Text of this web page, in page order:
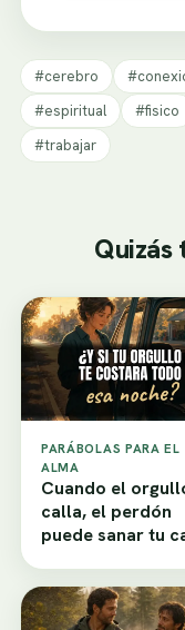
#cerebro
#espiritual
#fisico
#trabajar
Quizás
PARÁBOLAS PARA EL
ALMA
Cuando el
calla, el perdón
puede sanar tu